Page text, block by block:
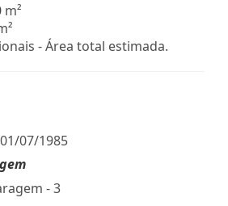
m²
- Área total estimada.
07/1985
- 3